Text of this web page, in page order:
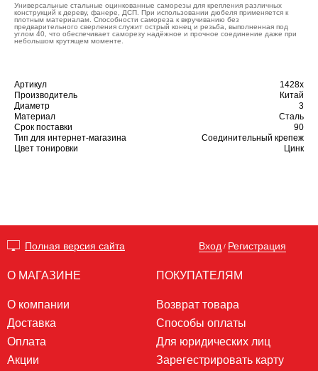
Универсальные стальные оцинкованные саморезы для крепления различных
конструкций к дереву, фанере, ДСП. При использовании дюбеля применяется к
плотным материалам. Способности самореза к вкручиванию без
предварительного сверления служит острый конец и резьба, выполненная под
углом 40, что обеспечивает саморезу надёжное и прочное соединение даже при
небольшом крутящем моменте.
Артикул
1428х
Производитель
Китай
Диаметр
3
Материал
Сталь
Срок поставки
90
Тип для интернет-магазина
Соединительный крепеж
Цвет тонировки
Цинк
Полная версия сайта Вход / Регистрация
О МАГАЗИНЕ
О компании
Доставка
Оплата
Акции
ПОКУПАТЕЛЯМ
Возврат товара
Способы оплаты
Для юридических лиц
Зарегестрировать карту